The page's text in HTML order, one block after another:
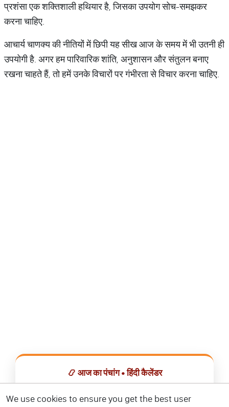
प्रशंसा एक शक्तिशाली हथियार है, जिसका उपयोग सोच-समझकर
करना चाहिए.
आचार्य चाणक्य की नीतियों में छिपी यह सीख आज के समय में भी उतनी ही
उपयोगी है. अगर हम पारिवारिक शांति, अनुशासन और संतुलन बनाए
रखना चाहते हैं, तो हमें उनके विचारों पर गंभीरता से विचार करना चाहिए.
📿 आज का पंचांग • हिंदी कैलेंडर
We use cookies to ensure you get the best user